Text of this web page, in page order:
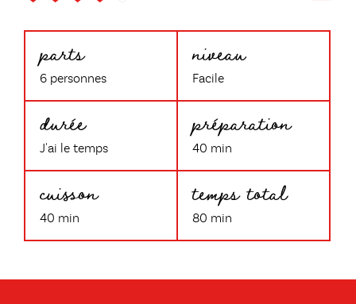
parts
6 personnes
niveau
Facile
durée
J'ai le temps
préparation
40 min
cuisson
40 min
temps total
80 min